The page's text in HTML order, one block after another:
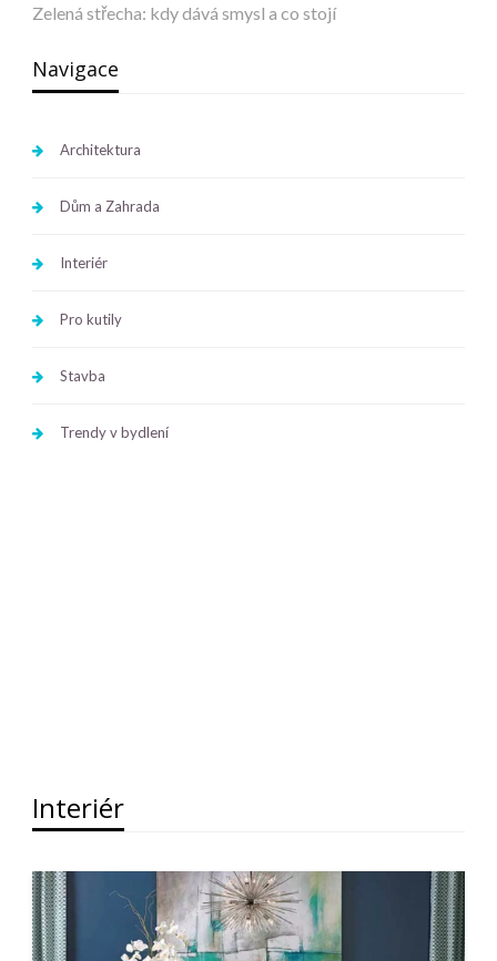
Zelená střecha: kdy dává smysl a co stojí
Navigace
Architektura
Dům a Zahrada
Interiér
Pro kutily
Stavba
Trendy v bydlení
Interiér